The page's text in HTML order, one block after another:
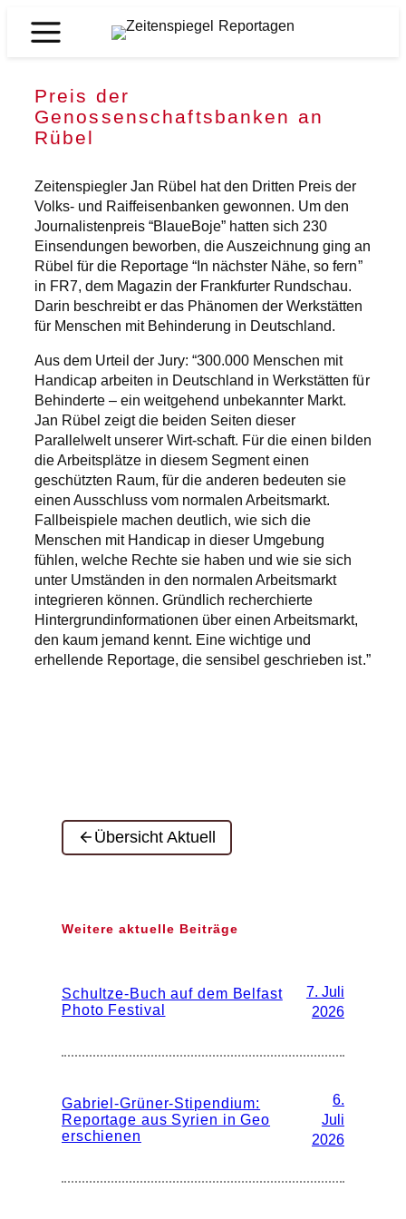
Inhalt
Zeitenspiegel
Preis der
Genossenschaftsbanken an
Rübel
Zeitenspiegler Jan Rübel hat den Dritten Preis der
Volks- und Raiffeisenbanken gewonnen. Um den
Journalistenpreis “BlaueBoje” hatten sich 230
Einsendungen beworben, die Auszeichnung ging an
Rübel für die Reportage “In nächster Nähe, so fern”
in FR7, dem Magazin der Frankfurter Rundschau.
Darin beschreibt er das Phänomen der Werkstätten
für Menschen mit Behinderung in Deutschland.
Aus dem Urteil der Jury: “300.000 Menschen mit
Handicap arbeiten in Deutschland in Werkstätten für
Behinderte – ein weitgehend unbekannter Markt.
Jan Rübel zeigt die beiden Seiten dieser
Parallelwelt unserer Wirt-schaft. Für die einen bilden
die Arbeitsplätze in diesem Segment einen
geschützten Raum, für die anderen bedeuten sie
einen Ausschluss vom normalen Arbeitsmarkt.
Fallbeispiele machen deutlich, wie sich die
Menschen mit Handicap in dieser Umgebung
fühlen, welche Rechte sie haben und wie sie sich
unter Umständen in den normalen Arbeitsmarkt
integrieren können. Gründlich recherchierte
Hintergrundinformationen über einen Arbeitsmarkt,
den kaum jemand kennt. Eine wichtige und
erhellende Reportage, die sensibel geschrieben ist.”
Übersicht Aktuell
Weitere aktuelle Beiträge
Schultze-Buch auf dem Belfast
Photo Festival
7. Juli
2026
Gabriel-Grüner-Stipendium:
Reportage aus Syrien in Geo
erschienen
6.
Juli
2026